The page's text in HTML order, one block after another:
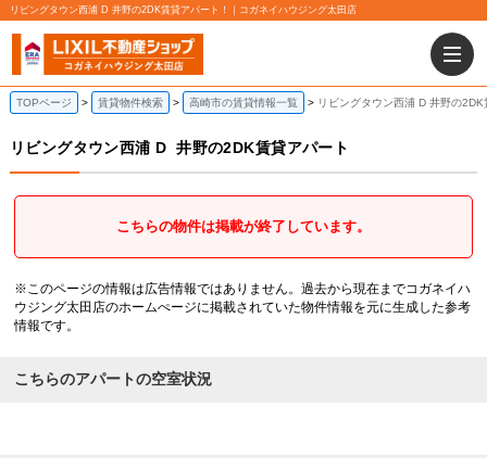
リビングタウン西浦 D 井野の2DK賃貸アパート！｜コガネイハウジング太田店
TOPページ 賃貸物件検索 高崎市の賃貸情報一覧 リビングタウン西浦 D 井野の
リビングタウン西浦 D 井野の2DK賃貸アパート
こちらの物件は掲載が終了しています。
※このページの情報は広告情報ではありません。過去から現在までコガネイハ
ウジング太田店のホームぺージに掲載されていた物件情報を元に生成した参考
情報です。
こちらのアパートの空室状況